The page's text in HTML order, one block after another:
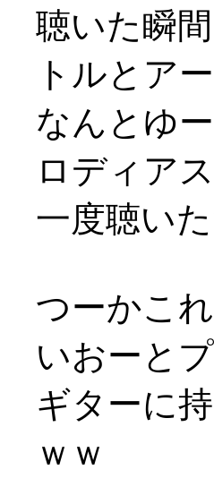
聴いた瞬
トルとア
なんとゆ
ロディアス
一度聴い
つーかこ
いおーと
ギターに
ｗｗ